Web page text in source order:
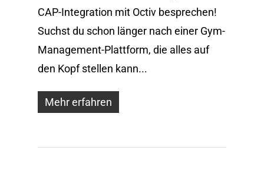
CAP-Integration mit Octiv besprechen!
Suchst du schon länger nach einer Gym-
Management-Plattform, die alles auf
den Kopf stellen kann...
Mehr erfahren